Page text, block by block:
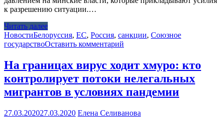
к разрешению ситуации.…
Читать далее
НовостиБелоруссия, ЕС, Россия, санкции, Союзное
государствоОставить комментарий
На границах вирус ходит хмуро: кто
контролирует потоки нелегальных
мигрантов в условиях пандемии
27.03.202027.03.2020 Елена Селиванова